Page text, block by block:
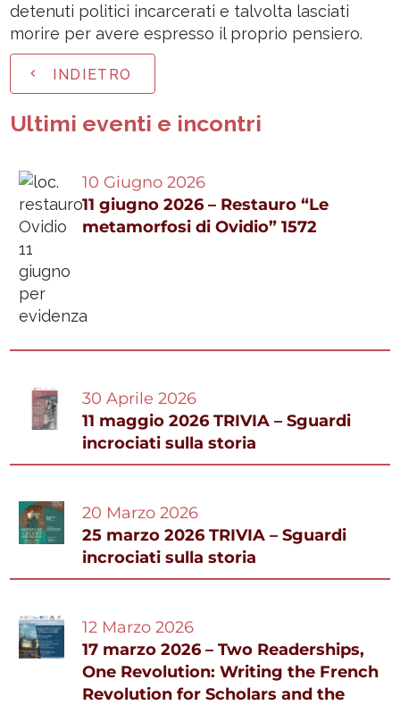
detenuti politici incarcerati e talvolta lasciati
morire per avere espresso il proprio pensiero.
INDIETRO
Ultimi eventi e incontri
10 Giugno 2026
11 giugno 2026 – Restauro “Le
metamorfosi di Ovidio” 1572
30 Aprile 2026
11 maggio 2026 TRIVIA – Sguardi
incrociati sulla storia
20 Marzo 2026
25 marzo 2026 TRIVIA – Sguardi
incrociati sulla storia
12 Marzo 2026
17 marzo 2026 – Two Readerships,
One Revolution: Writing the French
Revolution for Scholars and the